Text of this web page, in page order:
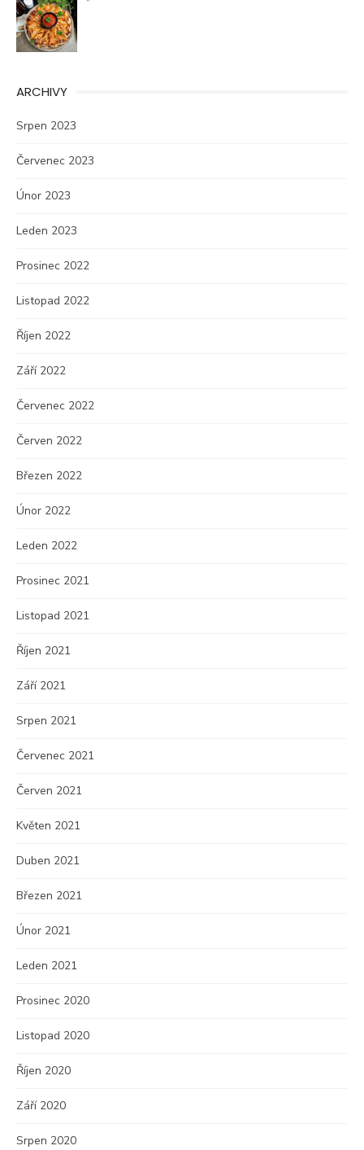
ARCHIVY
Srpen 2023
Červenec 2023
Únor 2023
Leden 2023
Prosinec 2022
Listopad 2022
Říjen 2022
Září 2022
Červenec 2022
Červen 2022
Březen 2022
Únor 2022
Leden 2022
Prosinec 2021
Listopad 2021
Říjen 2021
Září 2021
Srpen 2021
Červenec 2021
Červen 2021
Květen 2021
Duben 2021
Březen 2021
Únor 2021
Leden 2021
Prosinec 2020
Listopad 2020
Říjen 2020
Září 2020
Srpen 2020